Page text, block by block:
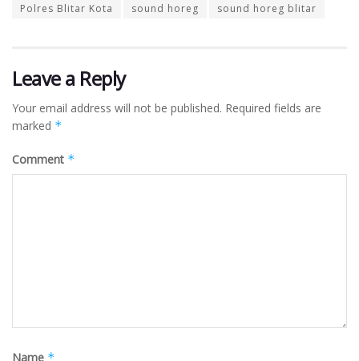
Polres Blitar Kota
sound horeg sound horeg blitar
Leave a Reply
Your email address will not be published. Required fields are
marked *
Comment *
Name *